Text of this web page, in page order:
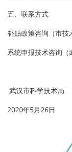
五、联系方式
补贴政策咨询（市
系统申报技术咨询
武汉市科学技术局
2020年5月26日